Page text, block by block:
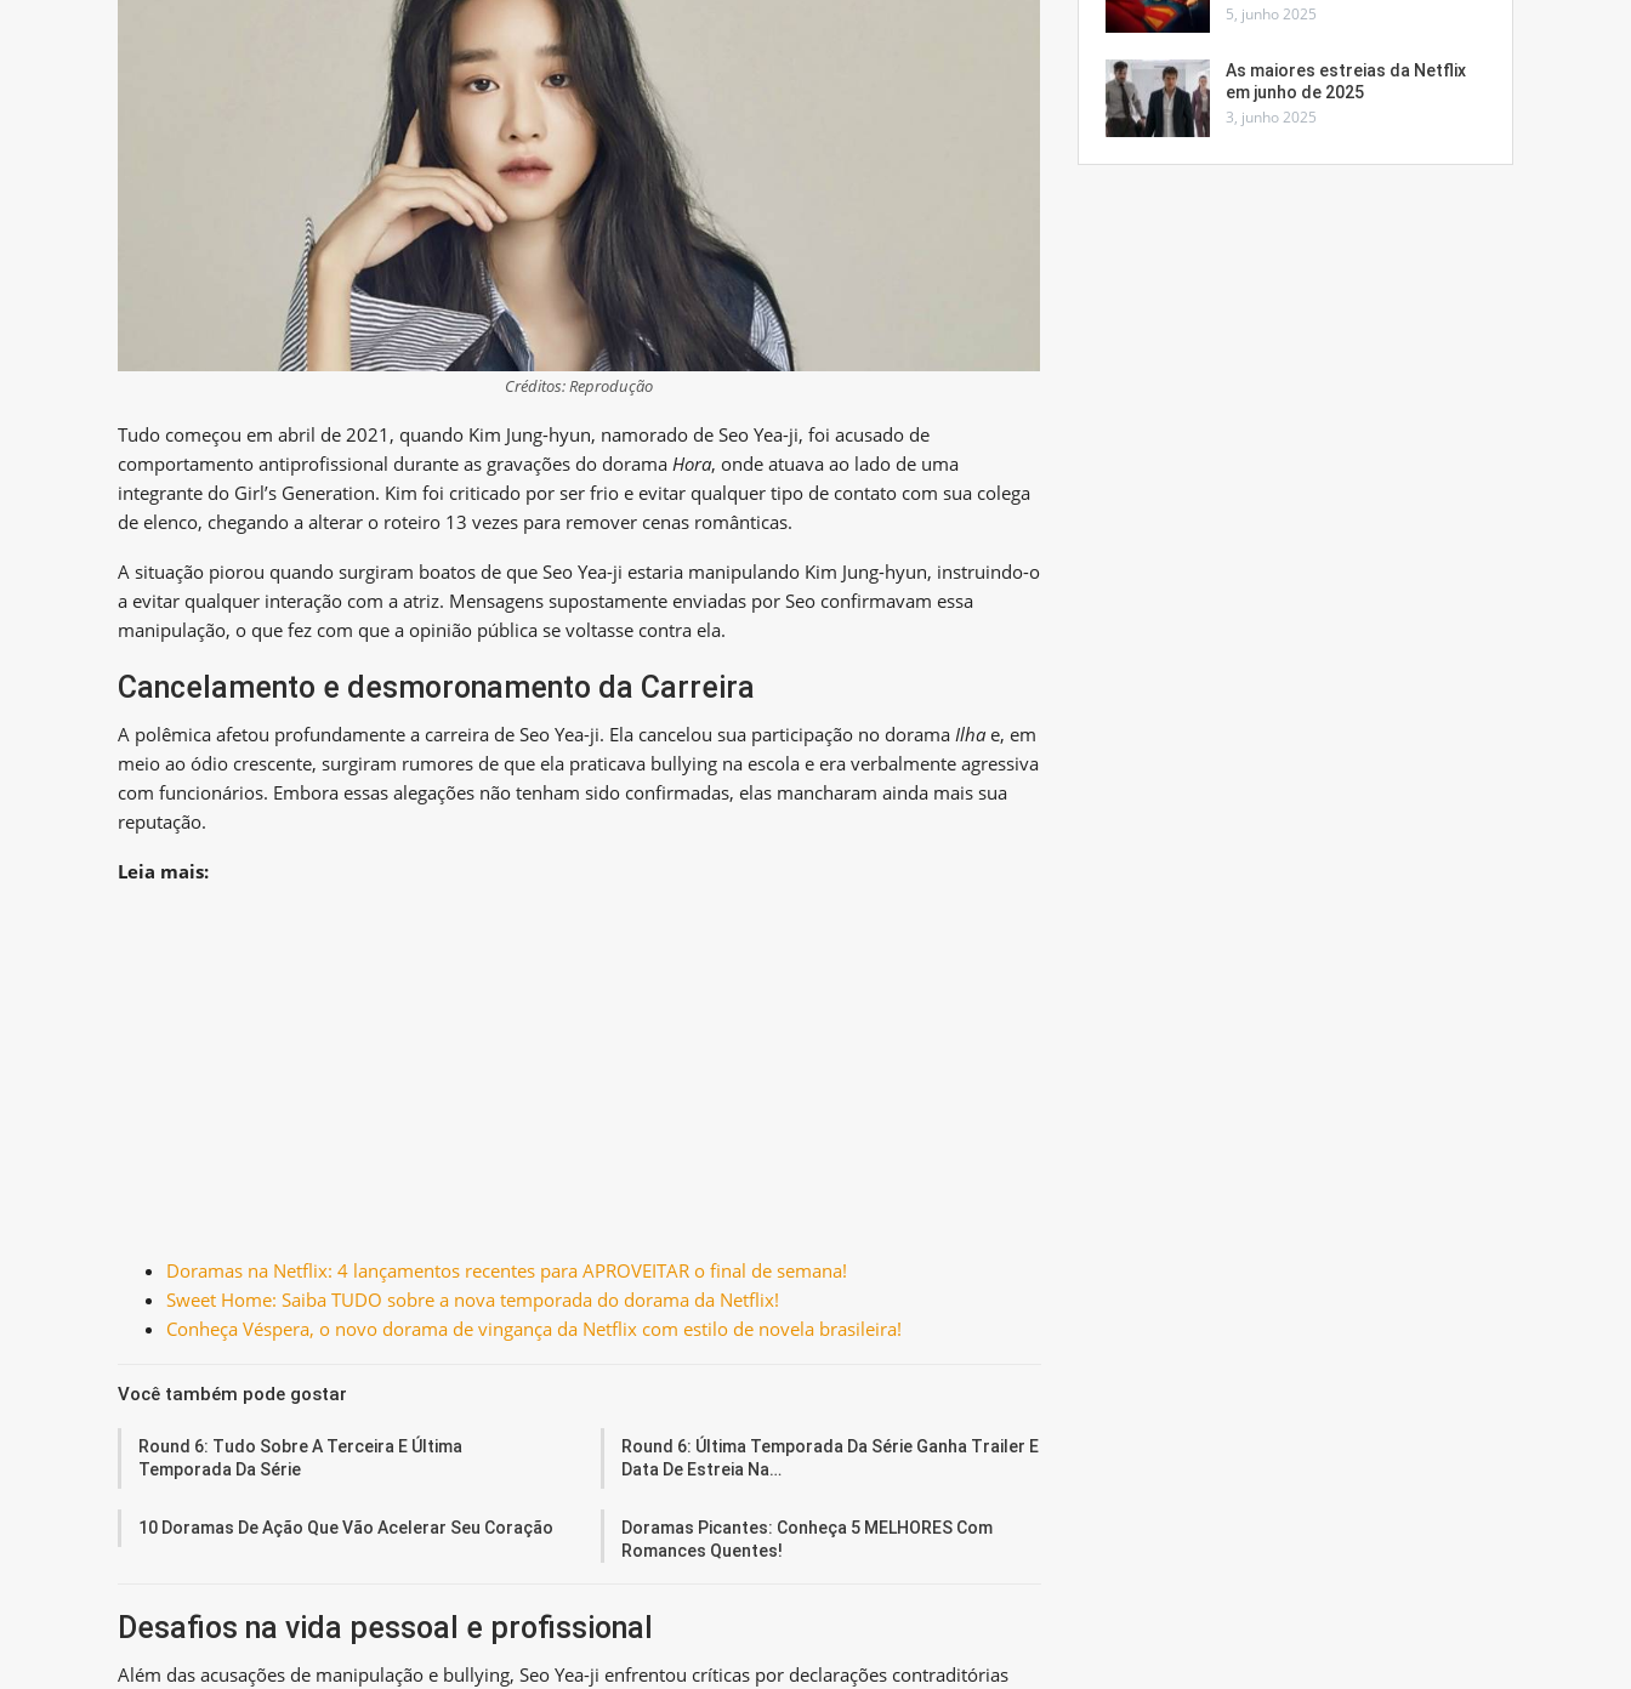
Créditos: Reprodução
Tudo começou em abril de 2021, quando Kim Jung-hyun, namorado de Seo Yea-ji, foi acusado de
comportamento antiprofissional durante as gravações do dorama Hora, onde atuava ao lado de uma
integrante do Girl’s Generation. Kim foi criticado por ser frio e evitar qualquer tipo de contato com sua colega
de elenco, chegando a alterar o roteiro 13 vezes para remover cenas românticas.
A situação piorou quando surgiram boatos de que Seo Yea-ji estaria manipulando Kim Jung-hyun, instruindo-o
a evitar qualquer interação com a atriz. Mensagens supostamente enviadas por Seo confirmavam essa
manipulação, o que fez com que a opinião pública se voltasse contra ela.
Cancelamento e desmoronamento da Carreira
A polêmica afetou profundamente a carreira de Seo Yea-ji. Ela cancelou sua participação no dorama Ilha e, em
meio ao ódio crescente, surgiram rumores de que ela praticava bullying na escola e era verbalmente agressiva
com funcionários. Embora essas alegações não tenham sido confirmadas, elas mancharam ainda mais sua
reputação.
Leia mais:
Doramas na Netflix: 4 lançamentos recentes para APROVEITAR o final de semana!
Sweet Home: Saiba TUDO sobre a nova temporada do dorama da Netflix!
Conheça Véspera, o novo dorama de vingança da Netflix com estilo de novela brasileira!
Você também pode gostar
Round 6: Tudo Sobre A Terceira E Última
Temporada Da Série
Round 6: Última Temporada Da Série Ganha Trailer E
Data De Estreia Na…
10 Doramas De Ação Que Vão Acelerar Seu Coração
Doramas Picantes: Conheça 5 MELHORES Com
Romances Quentes!
Desafios na vida pessoal e profissional
Além das acusações de manipulação e bullying, Seo Yea-ji enfrentou críticas por declarações contraditórias
5, junho 2025
As maiores estreias da Netflix
em junho de 2025
3, junho 2025